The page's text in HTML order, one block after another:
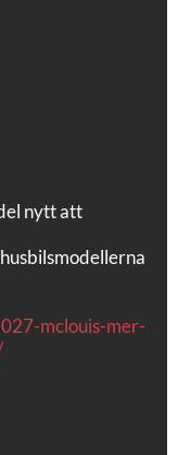
nytt att
mclouis-mer-